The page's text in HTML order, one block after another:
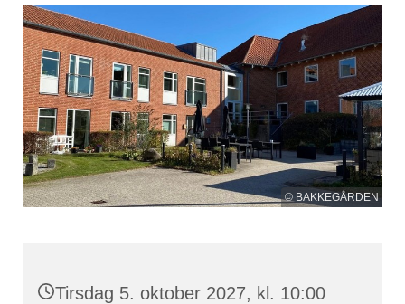
© BAKKEGÅRDEN
Tirsdag 5. oktober 2027, kl. 10:00